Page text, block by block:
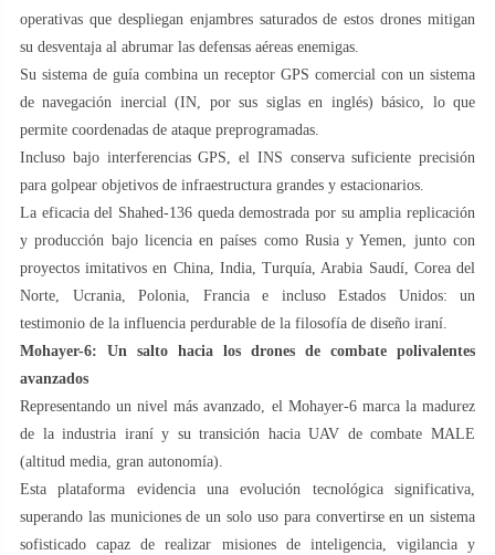
operativas que despliegan enjambres saturados de estos drones mitigan
su desventaja al abrumar las defensas aéreas enemigas.
Su sistema de guía combina un receptor GPS comercial con un sistema
de navegación inercial (IN, por sus siglas en inglés) básico, lo que
permite coordenadas de ataque preprogramadas.
Incluso bajo interferencias GPS, el INS conserva suficiente precisión
para golpear objetivos de infraestructura grandes y estacionarios.
La eficacia del Shahed-136 queda demostrada por su amplia replicación
y producción bajo licencia en países como Rusia y Yemen, junto con
proyectos imitativos en China, India, Turquía, Arabia Saudí, Corea del
Norte, Ucrania, Polonia, Francia e incluso Estados Unidos: un
testimonio de la influencia perdurable de la filosofía de diseño iraní.
Mohayer-6: Un salto hacia los drones de combate polivalentes
avanzados
Representando un nivel más avanzado, el Mohayer-6 marca la madurez
de la industria iraní y su transición hacia UAV de combate MALE
(altitud media, gran autonomía).
Esta plataforma evidencia una evolución tecnológica significativa,
superando las municiones de un solo uso para convertirse en un sistema
sofisticado capaz de realizar misiones de inteligencia, vigilancia y